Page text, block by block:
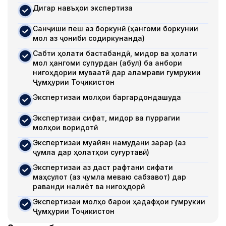
Дигар навъҳои экспертиза
Санҷиши пеш аз боркунӣ (ҳангоми боркунии
мол аз ҷониби содиркунанда)
Сабти ҳолати бастабандӣ, миқдор ва ҳолати
мол ҳангоми супурдан (қабул) ба анбори
нигоҳдории муваққатӣ дар қаламрави гумрукии
Ҷумҳурии Тоҷикистон
Экспертизаи молҳои баргардондашуда
Экспертизаи сифат, миқдор ва пуррагии
молҳои воридотӣ
Экспертизаи муайян намудани зарар (аз
ҷумла дар ҳолатҳои суғуртавӣ)
Экспертизаи аз даст рафтани сифати
маҳсулот (аз ҷумла меваю сабзавот) дар
раванди нақлиёт ва нигоҳдорӣ
Экспертизаи молҳо барои ҳадафҳои гумрукии
Ҷумҳурии Тоҷикистон